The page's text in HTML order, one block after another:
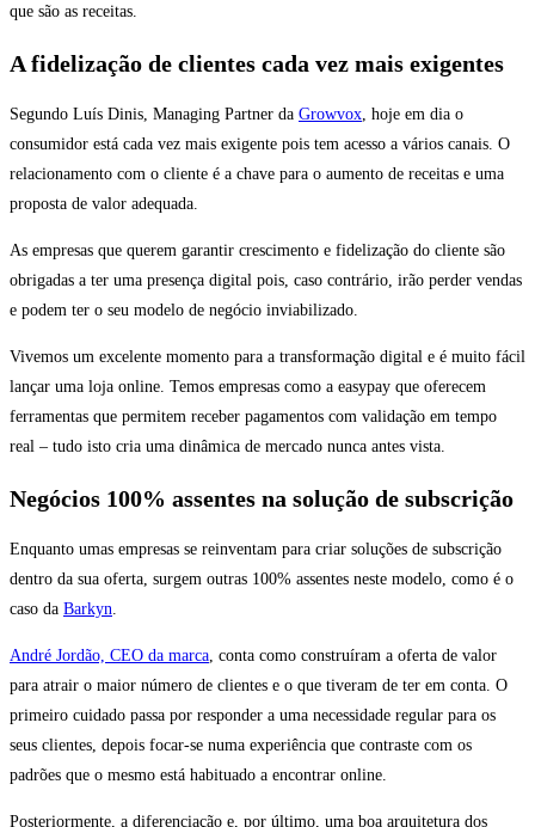
que são as receitas.
A fidelização de clientes cada vez mais exigentes
Segundo Luís Dinis, Managing Partner da Growvox, hoje em dia o
consumidor está cada vez mais exigente pois tem acesso a vários canais. O
relacionamento com o cliente é a chave para o aumento de receitas e uma
proposta de valor adequada.
As empresas que querem garantir crescimento e fidelização do cliente são
obrigadas a ter uma presença digital pois, caso contrário, irão perder vendas
e podem ter o seu modelo de negócio inviabilizado.
Vivemos um excelente momento para a transformação digital e é muito fácil
lançar uma loja online. Temos empresas como a easypay que oferecem
ferramentas que permitem receber pagamentos com validação em tempo
real – tudo isto cria uma dinâmica de mercado nunca antes vista.
Negócios 100% assentes na solução de subscrição
Enquanto umas empresas se reinventam para criar soluções de subscrição
dentro da sua oferta, surgem outras 100% assentes neste modelo, como é o
caso da Barkyn.
André Jordão, CEO da marca, conta como construíram a oferta de valor
para atrair o maior número de clientes e o que tiveram de ter em conta. O
primeiro cuidado passa por responder a uma necessidade regular para os
seus clientes, depois focar-se numa experiência que contraste com os
padrões que o mesmo está habituado a encontrar online.
Posteriormente, a diferenciação e, por último, uma boa arquitetura dos